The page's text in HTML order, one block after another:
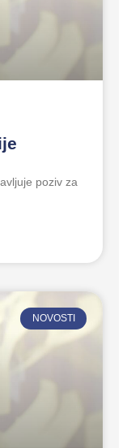
poziv za
NOVOSTI